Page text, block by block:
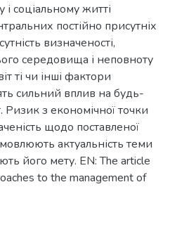
соціальному житті
постійно присутніх
визначеності,
середовища і неповноту
ті чи інші фактори
сильний вплив на будь-
Ризик з економічної точки
щодо поставленої
актуальність теми
його мету. EN: The article
to the management of